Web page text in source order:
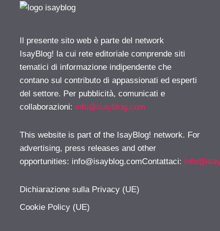
Il presente sito web è parte del network
IsayBlog! la cui rete editoriale comprende siti
tematici di informazione indipendente che
contano sul contributo di appassionati ed esperti
del settore. Per pubblicità, comunicati e
collaborazioni: info@isayblog.com
This website is part of the IsayBlog! network. For
advertising, press releases and other
opportunities: info@isayblog.comContattaci:
Dichiarazione sulla Privacy (UE)
Cookie Policy (UE)